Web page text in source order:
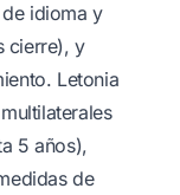
idioma y
cierre), y
Letonia
5 años),
de